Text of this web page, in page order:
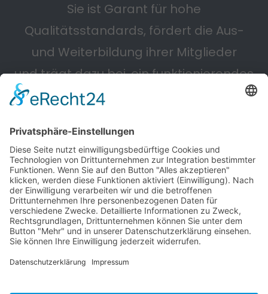
Sie ist Garant für hohe
Qualitätsstandards, fördert die Aus-
und Weiterbildung ihrer Mitglieder
und trägt dazu bei, ein funktionierendes
Straßennetz zu erhalten.
Powered by KIEWITZ D&H
Cookie-Einstellungen